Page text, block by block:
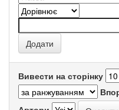
Вивести на сторінку